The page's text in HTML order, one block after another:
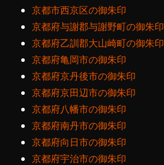
京都市西京区の御朱印
京都府与謝郡与謝野町の御朱印
京都府乙訓郡大山崎町の御朱印
京都府亀岡市の御朱印
京都府京丹後市の御朱印
京都府京田辺市の御朱印
京都府八幡市の御朱印
京都府南丹市の御朱印
京都府向日市の御朱印
京都府宇治市の御朱印